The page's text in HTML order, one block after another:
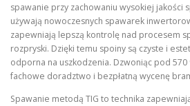
spawanie przy zachowaniu wysokiej jakości
używają nowoczesnych spawarek
zapewniają lepszą kontrolę nad procesem
rozpryski. Dzięki temu spoiny są czyste i
odporna na uszkodzenia. Dzwoniąc pod 570
fachowe doradztwo i bezpłatną wycenę
Spawanie metodą TIG to technika